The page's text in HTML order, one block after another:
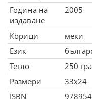
Година на
издаване
2005
Корици
меки
Език
Тегло
250
Размери
33x24
ISBN